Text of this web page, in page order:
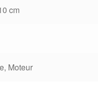
cm
Moteur